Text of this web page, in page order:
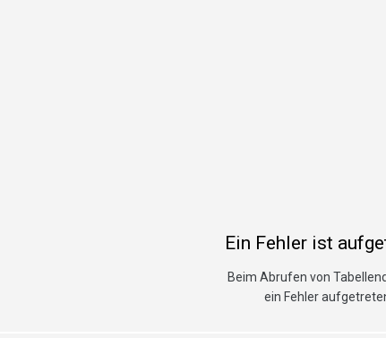
Ein Fehler ist
Beim Abrufen von
ein Fehler